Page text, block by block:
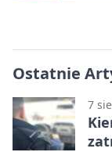
Ostatnie
7